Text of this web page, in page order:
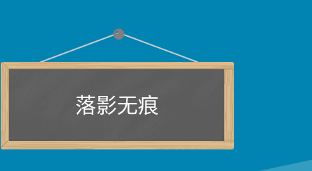
落影无痕